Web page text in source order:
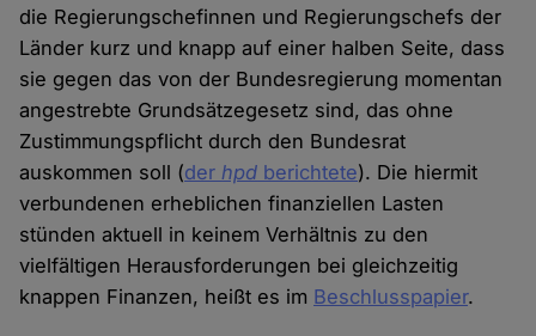
die Regierungschefinnen und Regierungschefs der
Länder kurz und knapp auf einer halben Seite, dass
sie gegen das von der Bundesregierung momentan
angestrebte Grundsätzegesetz sind, das ohne
Zustimmungspflicht durch den Bundesrat
auskommen soll (derhpd berichtete). Die hiermit
verbundenen erheblichen finanziellen Lasten
stünden aktuell in keinem Verhältnis zu den
vielfältigen Herausforderungen bei gleichzeitig
knappen Finanzen, heißt es im Beschlusspapier.